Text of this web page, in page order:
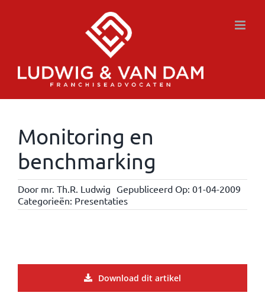
Monitoring en
benchmarking
Door mr. Th.R. Ludwig Gepubliceerd Op: 01-04-2009
Categorieën: Presentaties
Download dit artikel